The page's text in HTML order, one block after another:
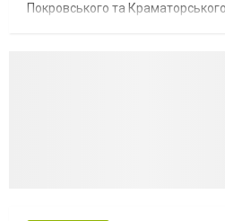
Покровського та